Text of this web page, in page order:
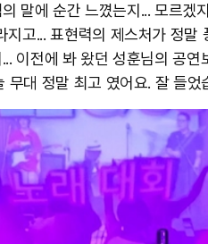
말에 순간 느꼈는지... 모르겠
지고... 표현력의 제스처가 정말
이전에 봐 왔던 성훈님의 공
무대 정말 최고 였어요. 잘 들었